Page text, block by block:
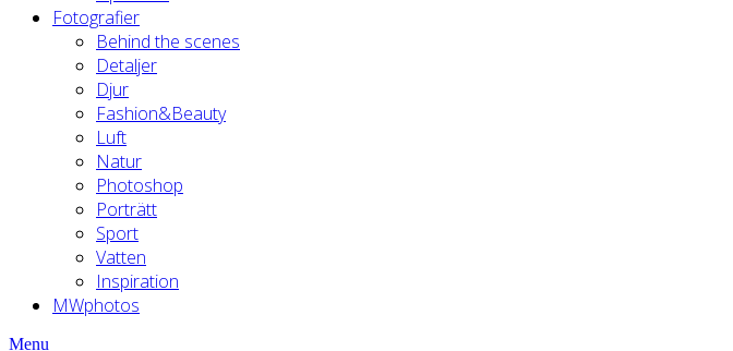
Fotografier
Behind the scenes
Detaljer
Djur
Fashion&Beauty
Luft
Natur
Photoshop
Porträtt
Sport
Vatten
Inspiration
MWphotos
Menu